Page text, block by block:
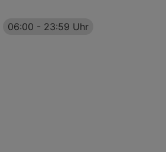
06:00 - 23:59 Uhr